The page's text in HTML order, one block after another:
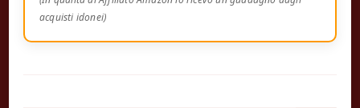
acquisti idonei)